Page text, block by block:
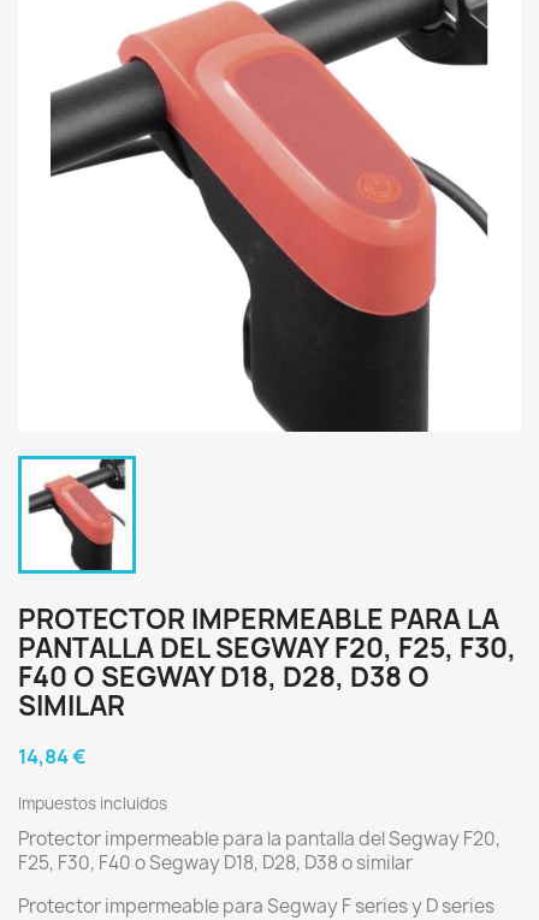
PROTECTOR IMPERMEABLE PARA LA
PANTALLA DEL SEGWAY F20, F25, F30,
F40 O SEGWAY D18, D28, D38 O
SIMILAR
14,84 €
Impuestos incluidos
Protector impermeable para la pantalla del Segway F20,
F25, F30, F40 o Segway D18, D28, D38 o similar
Protector impermeable para Segway F series y D series